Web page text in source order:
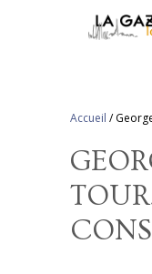
Accueil /